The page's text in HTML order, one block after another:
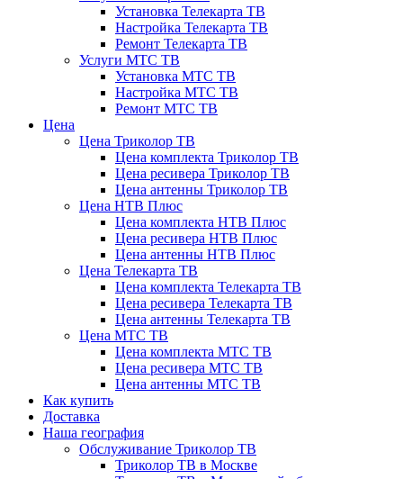
Установка Телекарта ТВ
Настройка Телекарта ТВ
Ремонт Телекарта ТВ
Услуги МТС ТВ
Установка МТС ТВ
Настройка МТС ТВ
Ремонт МТС ТВ
Цена
Цена Триколор ТВ
Цена комплекта Триколор ТВ
Цена ресивера Триколор ТВ
Цена антенны Триколор ТВ
Цена НТВ Плюс
Цена комплекта НТВ Плюс
Цена ресивера НТВ Плюс
Цена антенны НТВ Плюс
Цена Телекарта ТВ
Цена комплекта Телекарта ТВ
Цена ресивера Телекарта ТВ
Цена антенны Телекарта ТВ
Цена МТС ТВ
Цена комплекта МТС ТВ
Цена ресивера МТС ТВ
Цена антенны МТС ТВ
Как купить
Доставка
Наша география
Обслуживание Триколор ТВ
Триколор ТВ в Москве